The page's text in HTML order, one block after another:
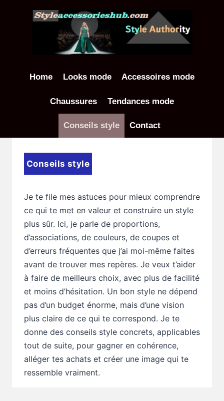
Home Looks mode Accessoires mode
Chaussures Tendances mode
Conseils style Contact
Conseils style
Je te file mes astuces pour mieux comprendre
ce qui te met en valeur et construire un style
plus sûr. Ici, je parle de proportions,
d’associations, de couleurs, de coupes et
d’erreurs fréquentes que j’ai moi-même faites
avant de trouver mes repères. Je veux t’aider
à faire de meilleurs choix, avec plus de facilité
et moins d’hésitation. Un bon style ne dépend
pas d’un budget énorme, mais d’une vision
plus claire de ce qui te correspond. Je te
donne des conseils style concrets, applicables
tout de suite, pour gagner en cohérence,
alléger tes achats et créer une image qui te
ressemble vraiment.